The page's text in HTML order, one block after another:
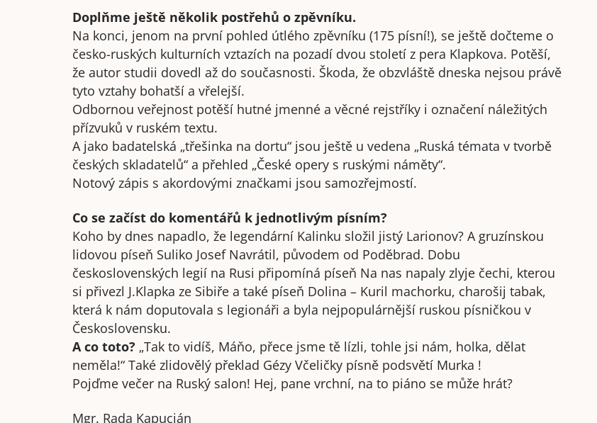
Doplňme ještě několik postřehů o zpěvníku.
Na konci, jenom na první pohled útlého zpěvníku (175 písní!), se ještě dočteme o
česko-ruských kulturních vztazích na pozadí dvou století z pera Klapkova. Potěší,
že autor studii dovedl až do současnosti. Škoda, že obzvláště dneska nejsou právě
tyto vztahy bohatší a vřelejší.
Odbornou veřejnost potěší hutné jmenné a věcné rejstříky i označení náležitých
přízvuků v ruském textu.
A jako badatelská „třešinka na dortu“ jsou ještě u vedena „Ruská témata v tvorbě
českých skladatelů“ a přehled „České opery s ruskými náměty“.
Notový zápis s akordovými značkami jsou samozřejmostí.
Co se začíst do komentářů k jednotlivým písním?
Koho by dnes napadlo, že legendární Kalinku složil jistý Larionov? A gruzínskou
lidovou píseň Suliko Josef Navrátil, původem od Poděbrad. Dobu
československých legií na Rusi připomíná píseň Na nas napaly zlyje čechi, kterou
si přivezl J.Klapka ze Sibiře a také píseň Dolina – Kuril machorku, charošij tabak,
která k nám doputovala s legionáři a byla nejpopulárnější ruskou písničkou v
Československu.
A co toto? „Tak to vidíš, Máňo, přece jsme tě lízli, tohle jsi nám, holka, dělat
neměla!“ Také zlidovělý překlad Gézy Včeličky písně podsvětí Murka !
Pojďme večer na Ruský salon! Hej, pane vrchní, na to piáno se může hrát?
Mgr. Rada Kapucián